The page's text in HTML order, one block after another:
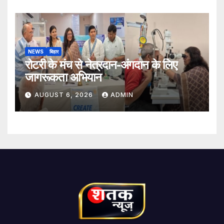
NEWS बिहार
रोटरी के मंच से नेत्रदान-अंगदान के लिए
जागरूकता अभियान
AUGUST 6, 2026 ADMIN